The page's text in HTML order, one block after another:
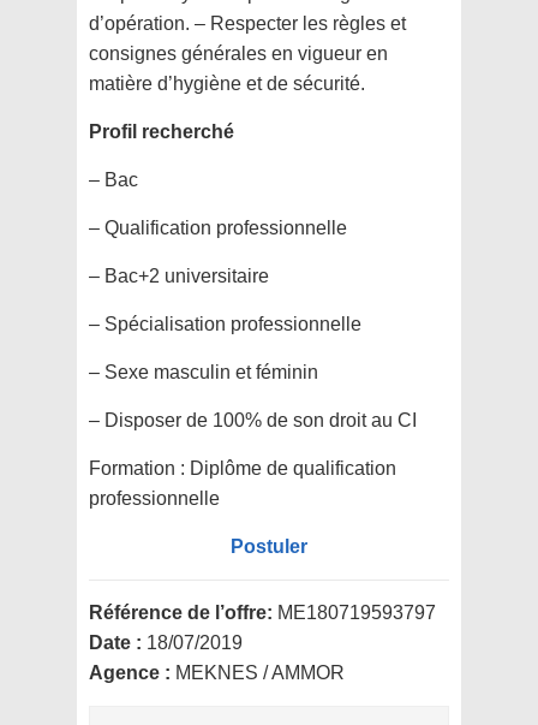
d’opération. – Respecter les règles et
consignes générales en vigueur en
matière d’hygiène et de sécurité.
Profil recherché
– Bac
– Qualification professionnelle
– Bac+2 universitaire
– Spécialisation professionnelle
– Sexe masculin et féminin
– Disposer de 100% de son droit au CI
Formation : Diplôme de qualification
professionnelle
Postuler
Référence de l’offre: ME180719593797
Date : 18/07/2019
Agence : MEKNES / AMMOR